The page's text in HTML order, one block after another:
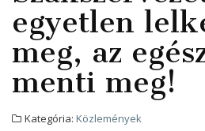
egyetlen
meg, az
menti meg!
Kategória: Közlemények